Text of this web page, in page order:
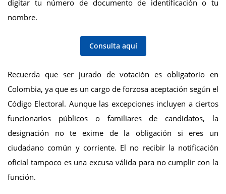
digitar tu número de documento de identificación o tu
nombre.
Consulta aquí
Recuerda que ser jurado de votación es obligatorio en
Colombia, ya que es un cargo de forzosa aceptación según el
Código Electoral. Aunque las excepciones incluyen a ciertos
funcionarios públicos o familiares de candidatos, la
designación no te exime de la obligación si eres un
ciudadano común y corriente. El no recibir la notificación
oficial tampoco es una excusa válida para no cumplir con la
función.